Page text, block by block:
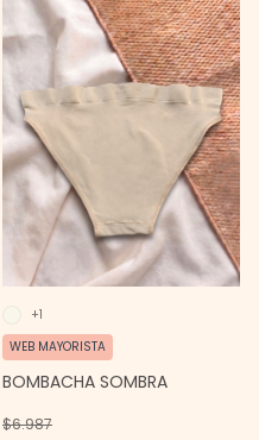
BOMBACHA SOMBRA
$6.987
WEB MAYORISTA
+1